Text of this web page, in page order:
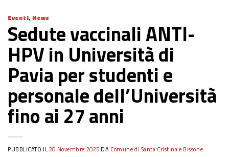
Eventi, News
Sedute vaccinali ANTI-
HPV in Università di
Pavia per studenti e
personale dell’Università
fino ai 27 anni
PUBBLICATO IL20 Novembre 2025 DA Comune di Santa Cristina e Bissone